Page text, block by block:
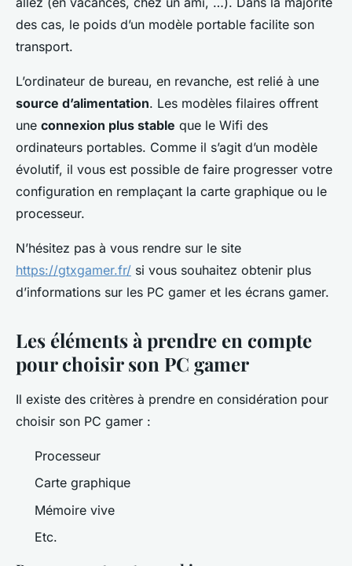
des cas, le poids d’un modèle portable facilite son
transport.
L’ordinateur de bureau, en revanche, est relié à une
source d’alimentation. Les modèles filaires offrent
une connexion plus stable que le Wifi des
ordinateurs portables. Comme il s’agit d’un modèle
évolutif, il vous est possible de faire progresser votre
configuration en remplaçant la carte graphique ou le
processeur.
N’hésitez pas à vous rendre sur le site
https://gtxgamer.fr/ si vous souhaitez obtenir plus
d’informations sur les PC gamer et les écrans gamer.
Les éléments à prendre en compte
pour choisir son PC gamer
Il existe des critères à prendre en considération pour
choisir son PC gamer :
Processeur
Carte graphique
Mémoire vive
Etc.